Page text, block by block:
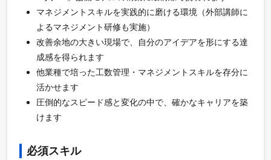
マネジメントスキルを実践的に磨ける環境（外部講師に
よるマネジメント研修も実施）
改善余地の大きい現場で、自分のアイデアを形にする達
成感を得られます
他業種で培った工数管理・マネジメントスキルを存分に
活かせます
圧倒的なスピード感と変化の中で、確かなキャリアを築
けます
必須スキル